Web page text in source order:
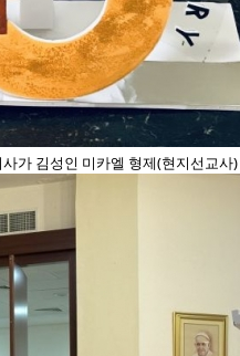
가 김성인 미카엘 형제(현지선교